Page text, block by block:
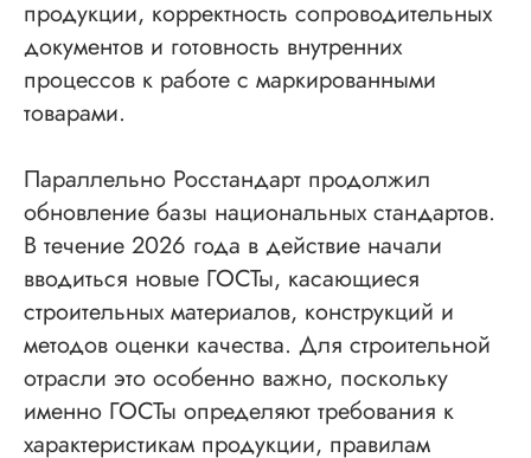
продукции, корректность сопроводительных
документов и готовность внутренних
процессов к работе с маркированными
товарами.
Параллельно Росстандарт продолжил
обновление базы национальных стандартов.
В течение 2026 года в действие начали
вводиться новые ГОСТы, касающиеся
строительных материалов, конструкций и
методов оценки качества. Для строительной
отрасли это особенно важно, поскольку
именно ГОСТы определяют требования к
характеристикам продукции, правилам